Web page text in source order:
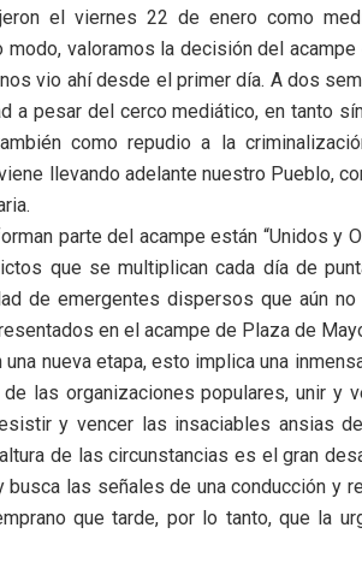
el viernes 22 de enero como
valoramos la decisión del
vio ahí desde el primer día. A dos
a pesar del cerco mediático, en tanto
como repudio a la
llevando adelante nuestro Pueblo,
parte del acampe están “Unidos y
que se multiplican cada día de
de emergentes dispersos que aún
en el acampe de Plaza de
nueva etapa, esto implica una
las organizaciones populares, unir y
y vencer las insaciables ansias
de las circunstancias es el gran
las señales de una conducción y
que tarde, por lo tanto, que la